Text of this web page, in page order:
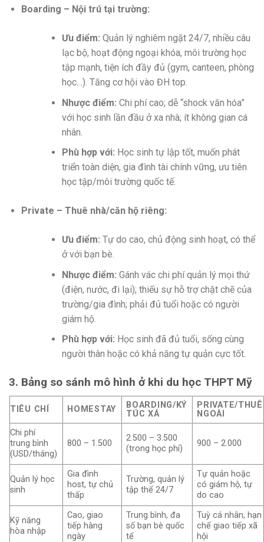
Boarding – Nội trú tại trường:
Ưu điểm: Quản lý nghiêm ngặt 24/7, nhiều câu
lạc bộ, hoạt động ngoại khóa, môi trường học
tập mạnh, tiện ích đầy đủ (gym, canteen, phòng
học…). Tăng cơ hội vào ĐH top.
Nhược điểm: Chi phí cao; dễ “shock văn hóa”
với học sinh lần đầu ở xa nhà; ít không gian cá
nhân.
Phù hợp với: Học sinh tự lập tốt, muốn phát
triển toàn diện, gia đình tài chính vững, ưu tiên
học tập/môi trường quốc tế.
Private – Thuê nhà/căn hộ riêng:
Ưu điểm: Tự do cao, chủ động sinh hoạt, có thể
ở với bạn bè.
Nhược điểm: Gánh vác chi phí quản lý mọi thứ
(điện, nước, đi lại); thiếu sự hỗ trợ chặt chẽ của
trường/gia đình; phải đủ tuổi hoặc có người
giám hộ.
Phù hợp với: Học sinh đã đủ tuổi, sống cùng
người thân hoặc có khả năng tự quản cực tốt.
3. Bảng so sánh mô hình ở khi du học THPT Mỹ
TIÊU CHÍ HOMESTAY
BOARDING/KÝ
TÚC XÁ
PRIVATE/THUÊ
NGOÀI
Chi phí
trung bình
(USD/tháng)
800 – 1.500
2.500 – 3.500
(trong học phí)
900 – 2.000
Quản lý học
sinh
Gia đình
host, tự chủ
thấp
Trường, quản lý
tập thể 24/7
Tự quản hoặc
có giám hộ, tự
do cao
Kỹ năng
hòa nhập
Cao, giao
tiếp hàng
ngày
Trung bình, đa
số bạn bè quốc
tế
Tuỳ cá nhân, hạn
chế giao tiếp xã
hội